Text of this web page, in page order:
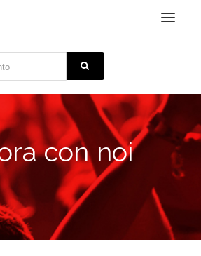
1', 'auto'); ga('set', 'anonymizeIp', true);
Toggle
con noi